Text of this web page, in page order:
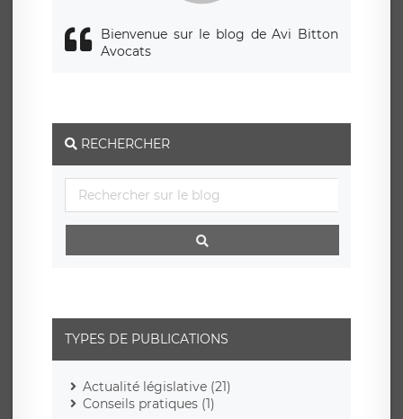
Bienvenue sur le blog de Avi Bitton
Avocats
RECHERCHER
TYPES DE PUBLICATIONS
Actualité législative (21)
Conseils pratiques (1)